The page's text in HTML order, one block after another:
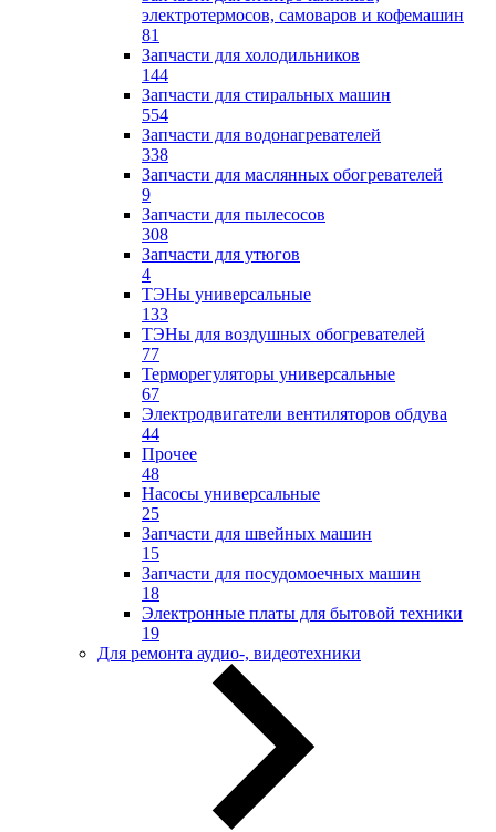
электротермосов, самоваров и кофемашин
81
Запчасти для холодильников
144
Запчасти для стиральных машин
554
Запчасти для водонагревателей
338
Запчасти для маслянных обогревателей
9
Запчасти для пылесосов
308
Запчасти для утюгов
4
ТЭНы универсальные
133
ТЭНы для воздушных обогревателей
77
Терморегуляторы универсальные
67
Электродвигатели вентиляторов обдува
44
Прочее
48
Насосы универсальные
25
Запчасти для швейных машин
15
Запчасти для посудомоечных машин
18
Электронные платы для бытовой техники
19
Для ремонта аудио-, видеотехники